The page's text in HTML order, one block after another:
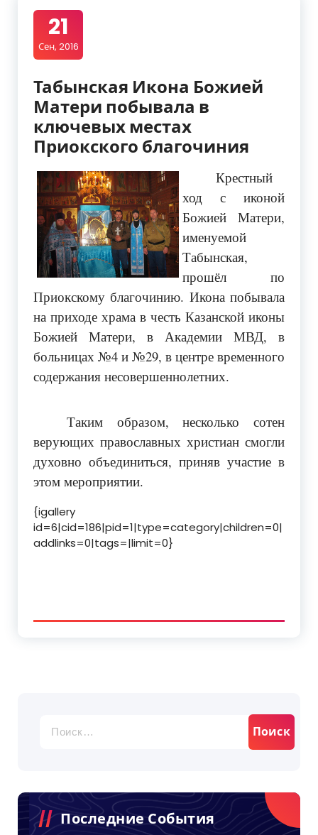
21
Сен, 2016
Табынская Икона Божией
Матери побывала в
ключевых местах
Приокского благочиния
Крестный
ход с иконой
Божией Матери,
именуемой
Табынская,
прошёл по
Приокскому благочинию. Икона побывала
на приходе храма в честь Казанской иконы
Божией Матери, в Академии МВД, в
больницах №4 и №29, в центре временного
содержания несовершеннолетних.
Таким образом, несколько сотен
верующих православных христиан смогли
духовно объединиться, приняв участие в
этом мероприятии.
{igallery
id=6|cid=186|pid=1|type=category|children=0|
addlinks=0|tags=|limit=0}
Последние События